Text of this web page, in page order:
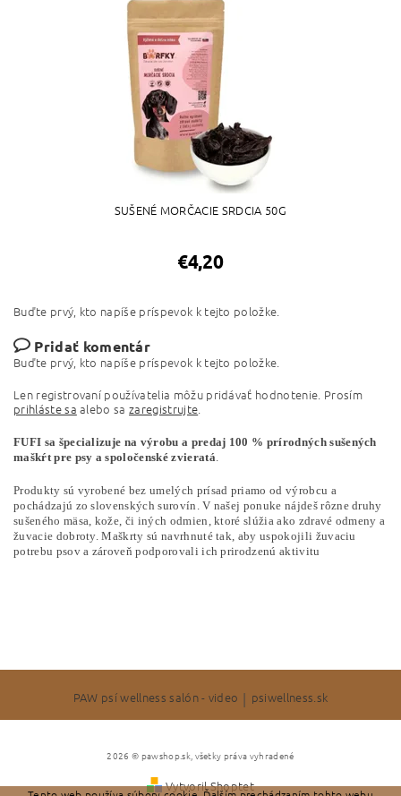
SUŠENÉ MORČACIE SRDCIA 50G
€4,20
Buďte prvý, kto napíše príspevok k tejto položke.
Pridať komentár
Buďte prvý, kto napíše príspevok k tejto položke.
Len registrovaní používatelia môžu pridávať hodnotenie. Prosím
prihláste sa alebo sazaregistrujte
FUFI sa špecializuje na výrobu a predaj 100 % prírodných sušených
maškŕt pre psy a spoločenské zvieratá
Produkty sú vyrobené bez umelých prísad priamo od výrobcu a
pochádzajú zo slovenských surovín.V našej ponuke nájdeš rôzne druhy
sušeného mäsa, kože, či iných odmien, ktoré slúžia ako zdravé odmeny a
žuvacie dobroty.Maškrty sú navrhnuté tak, aby uspokojili žuvaciu
potrebu psov a zároveň podporovali ich prirodzenú aktivitu
PAW psí wellness salón - video | psiwellness.sk
2026 © pawshop.sk, všetky práva vyhradené
Vytvoril Shoptet